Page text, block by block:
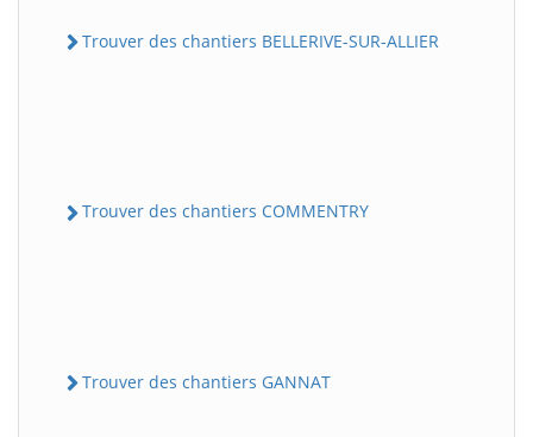
Trouver des chantiers BELLERIVE-SUR-ALLIER
Trouver des chantiers COMMENTRY
Trouver des chantiers GANNAT